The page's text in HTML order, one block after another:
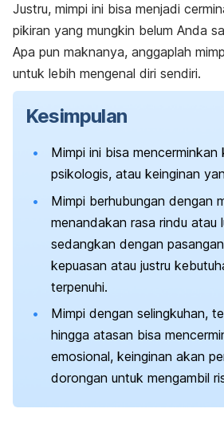
Justru, mimpi ini bisa menjadi
pikiran yang mungkin belum Anda
Apa pun maknanya, anggaplah
untuk lebih mengenal diri sendiri.
Kesimpulan
Mimpi ini bisa
psikologis, atau keinginan
Mimpi berhubungan dengan
menandakan rasa rindu atau
sedangkan dengan
kepuasan atau justru
terpenuhi.
Mimpi dengan selingkuhan,
hingga atasan bisa
emosional, keinginan akan
dorongan untuk mengambil